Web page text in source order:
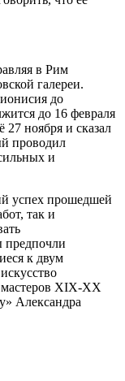
в Рим
галереи.
до
до 16 февраля
ноября и сказал
проводил
и
успех прошедшей
так и
предпочли
к двум
XIX-XX
Александра